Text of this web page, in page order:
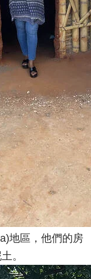
地區，他們的房
。